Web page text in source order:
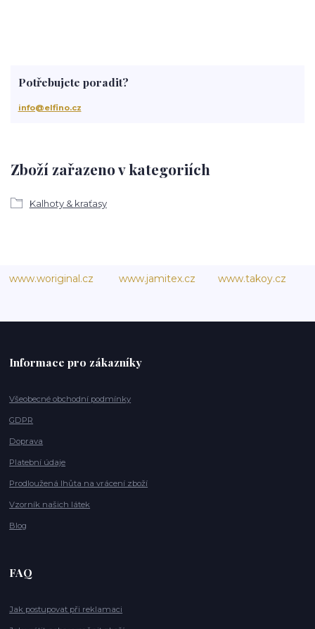
Zboží zařazeno v kategoriích
Kalhoty & kraťasy
Potřebujete poradit?
info@elfino.cz
www.woriginal.cz www.jamitex.cz www.takoy.cz
Informace pro zákazníky
Všeobecné obchodní podmínky
GDPR
Doprava
Platební údaje
Prodloužená lhůta na vrácení zboží
Vzorník našich látek
Blog
FAQ
Jak postupovat při reklamaci